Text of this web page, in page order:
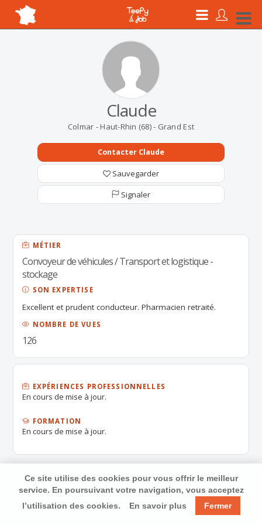
Claude
Colmar - Haut-Rhin (68) - Grand Est
Contacter Claude
Sauvegarder
Signaler
MÉTIER
Convoyeur de véhicules / Transport et logistique -
stockage
SON EXPERTISE
Excellent et prudent conducteur. Pharmacien retraité.
NOMBRE DE VUES
126
EXPÉRIENCES PROFESSIONNELLES
En cours de mise à jour.
FORMATION
En cours de mise à jour.
Ce site utilise des cookies pour vous offrir le meilleur
service. En poursuivant votre navigation, vous acceptez
l’utilisation des cookies.
En savoir plus Fermer